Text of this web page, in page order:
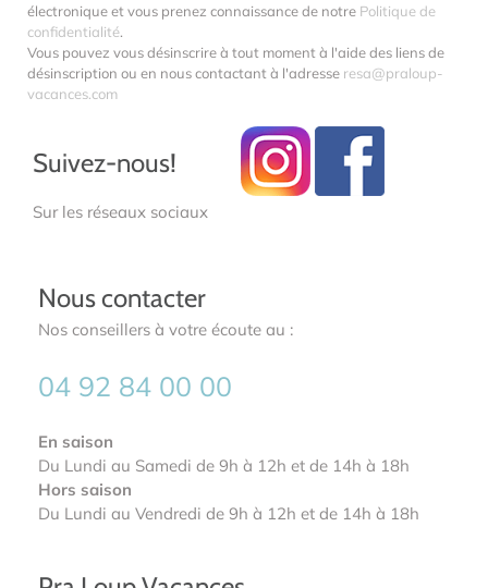
électronique et vous prenez connaissance de notre Politique de
confidentialité.
Vous pouvez vous désinscrire à tout moment à l'aide des liens de
désinscription ou en nous contactant à l'adresse resa@praloup-
vacances.com
Suivez-nous!
Sur les réseaux sociaux
Nous contacter
Nos conseillers à votre écoute au :
04 92 84 00 00
En saison
Du Lundi au Samedi de 9h à 12h et de 14h à 18h
Hors saison
Du Lundi au Vendredi de 9h à 12h et de 14h à 18h